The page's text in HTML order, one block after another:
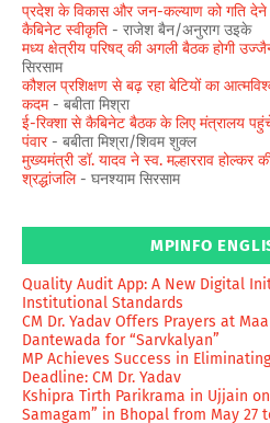
प्रदेश के विकास और जन-कल्याण को गति
कैबिनेट स्वीकृति - राजेश बैन/अनुराग उइके
मध्य क्षेत्रीय परिषद् की अगली बैठक होगी
सिरसाम
कौशल प्रशिक्षण से बढ़ रहा बेटियों का
कदम- बबीता मिश्रा
ई-रिक्शा से कैबिनेट बैठक के लिए मंत्रालय
पंवार- बबीता मिश्रा/शिवम शुक्ल
मुख्यमंत्री डॉ. यादव ने स्व. मल्हारराव होल्कर
श्रद्धांजलि- घनश्याम सिरसाम
MPINFO
Quality Audit App: A New Digital
Institutional Standards
CM Dr. Yadav Offers Prayers at
Dantewada for “Sarvkalyan”
MP Achieves Success in
Deadline: CM Dr. Yadav
Kshipra Tirth Parikrama in Ujjain on
Samagam” in Bhopal from May 27